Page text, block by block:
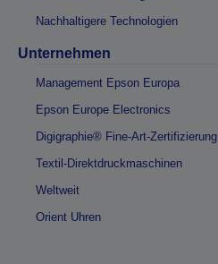
Nachhaltigere Technologien
Unternehmen
Management Epson Europa
Epson Europe Electronics
Digigraphie® Fine-Art-Zertifizierung
Textil-Direktdruckmaschinen
Weltweit
Orient Uhren